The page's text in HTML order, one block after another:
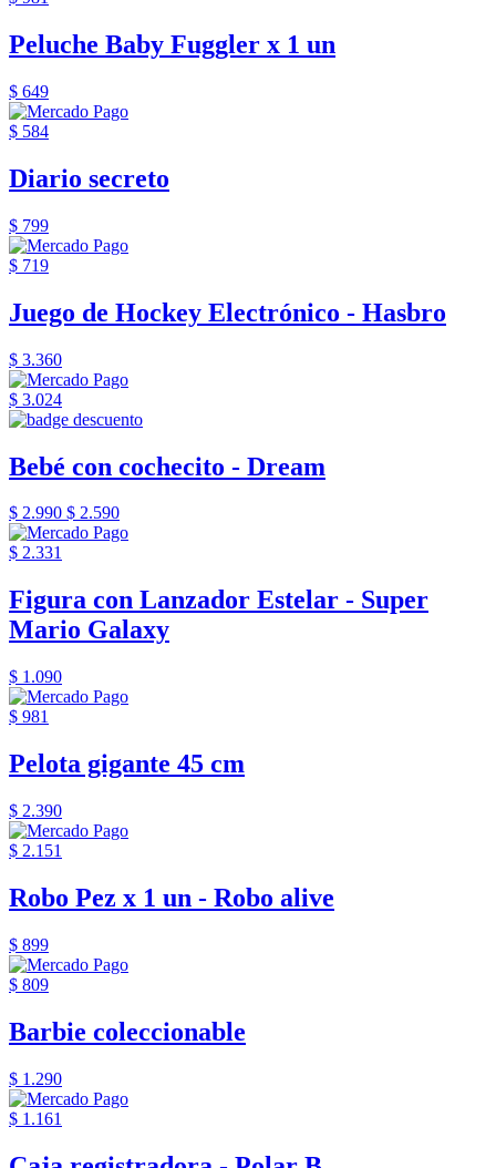
Peluche Baby Fuggler x 1 un
$ 649
$ 584
Diario secreto
$ 799
$ 719
Juego de Hockey Electrónico - Hasbro
$ 3.360
$ 3.024
Bebé con cochecito - Dream
$ 2.990 $ 2.590
$ 2.331
Figura con Lanzador Estelar - Super
Mario Galaxy
$ 1.090
$ 981
Pelota gigante 45 cm
$ 2.390
$ 2.151
Robo Pez x 1 un - Robo alive
$ 899
$ 809
Barbie coleccionable
$ 1.290
$ 1.161